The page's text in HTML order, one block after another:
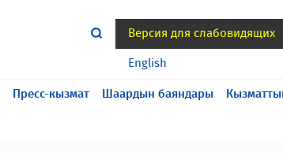
Версия для слабовидящих
English
Пресс-кызмат Шаардын баяндары